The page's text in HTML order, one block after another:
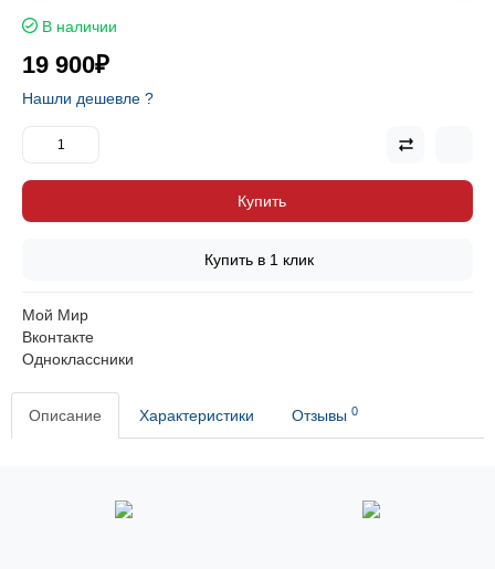
В наличии
19 900₽
Нашли дешевле ?
Купить
Купить в 1 клик
Мой Мир
Вконтакте
Одноклассники
Описание Характеристики Отзывы 0